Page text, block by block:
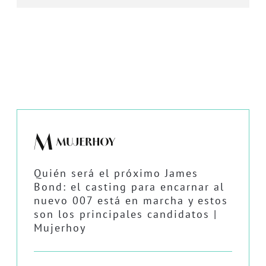
Quién será el próximo James
Bond: el casting para encarnar al
nuevo 007 está en marcha y estos
son los principales candidatos |
Mujerhoy